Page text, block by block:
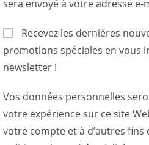
sera envoyé à votre adresse e-
Recevez les dernières
promotions spéciales en vous
newsletter !
Vos données personnelles
votre expérience sur ce site
votre compte et à d’autres